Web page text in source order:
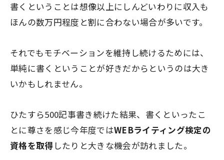
書くということは想像以上にしんどいわりに収入も
ほんの数万円程度と割に合わない場合が多いです。
それでもモチベーションを維持し続けるためには、
単純に書くということが好きだから というのは大き
いかもしれません。
ひたすら500記事書き続けた結果、書くといったこ
とに尊さを感じ今年度ではWEBライティング検定の
資格を取得 したりと大きな機会が訪れました。